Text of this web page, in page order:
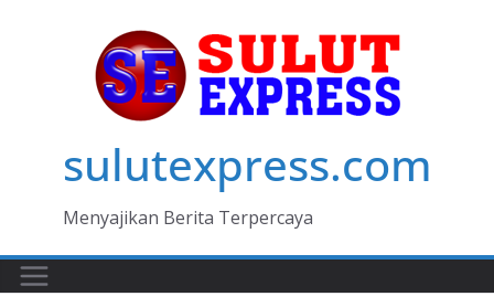
sulutexpress.com
Menyajikan Berita Terpercaya